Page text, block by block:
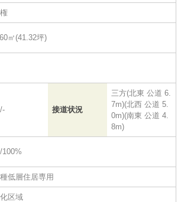
㎡(41.32坪)
接道状況
三方(北東 公道 6.
7m)(北西 公道 5.
0m)(南東 公道 4.
8m)
100%
低層住居専用
区域